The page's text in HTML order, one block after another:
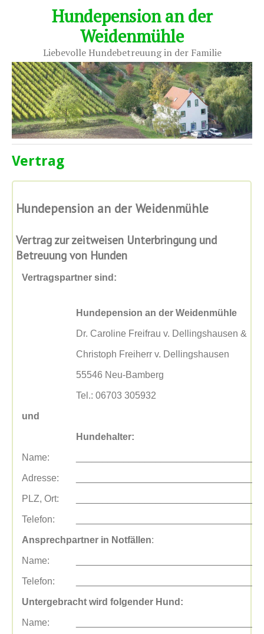
Hundepension an der
Weidenmühle
Liebevolle Hundebetreuung in der Familie
Vertrag
Hundepension an der Weidenmühle
Vertrag zur zeitweisen Unterbringung und
Betreuung von Hunden
Vertragspartner sind:
Hundepension an der Weidenmühle
Dr. Caroline Freifrau v. Dellingshausen &
Christoph Freiherr v. Dellingshausen
55546 Neu-Bamberg
Tel.: 06703 305932
und
Hundehalter:
Name:
Adresse:
PLZ, Ort:
Telefon:
Ansprechpartner in Notfällen:
Name:
Telefon:
Untergebracht wird folgender Hund:
Name: